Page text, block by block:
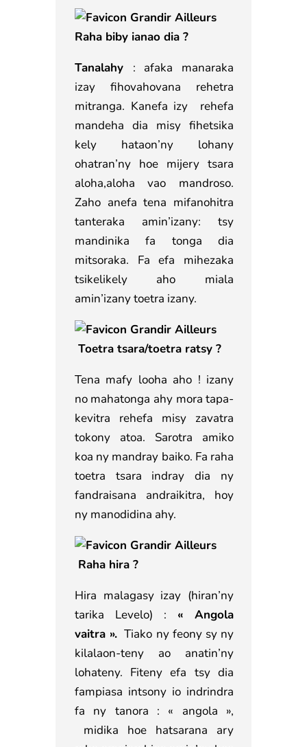
Raha biby ianao dia ?
Tanalahy : afaka manaraka
izay fihovahovana rehetra
mitranga. Kanefa izy rehefa
mandeha dia misy fihetsika
kely hataon’ny lohany
ohatran’ny hoe mijery tsara
aloha,aloha vao mandroso.
Zaho anefa tena mifanohitra
tanteraka amin’izany: tsy
mandinika fa tonga dia
mitsoraka. Fa efa mihezaka
tsikelikely aho miala
amin’izany toetra izany.
Toetra tsara/toetra ratsy ?
Tena mafy looha aho ! izany
no mahatonga ahy mora tapa-
kevitra rehefa misy zavatra
tokony atoa. Sarotra amiko
koa ny mandray baiko. Fa raha
toetra tsara indray dia ny
fandraisana andraikitra, hoy
ny manodidina ahy.
Raha hira ?
Hira malagasy izay (hiran’ny
tarika Levelo) : « Angola
vaitra ».Tiako ny feony sy ny
kilalaon-teny ao anatin’ny
lohateny. Fiteny efa tsy dia
fampiasa intsony io indrindra
fa ny tanora : « angola »,
midika hoe hatsarana ary